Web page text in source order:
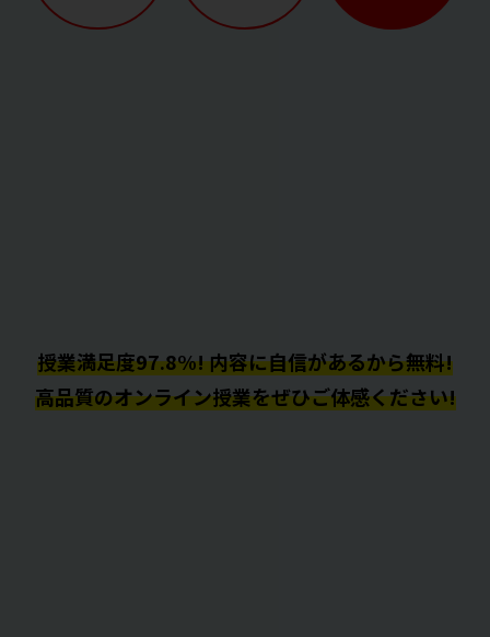
授業満足度97.8%! 内容に自信があるから無料!
高品質のオンライン授業をぜひご体感ください!